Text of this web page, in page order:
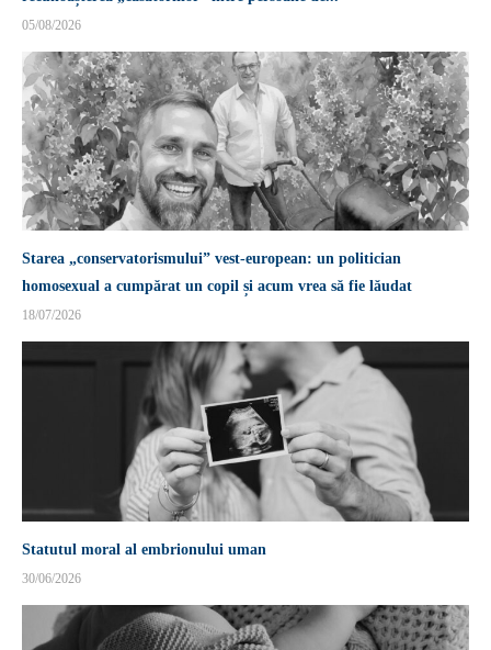
05/08/2026
Starea „conservatorismului” vest-european: un politician
homosexual a cumpărat un copil și acum vrea să fie lăudat
18/07/2026
Statutul moral al embrionului uman
30/06/2026